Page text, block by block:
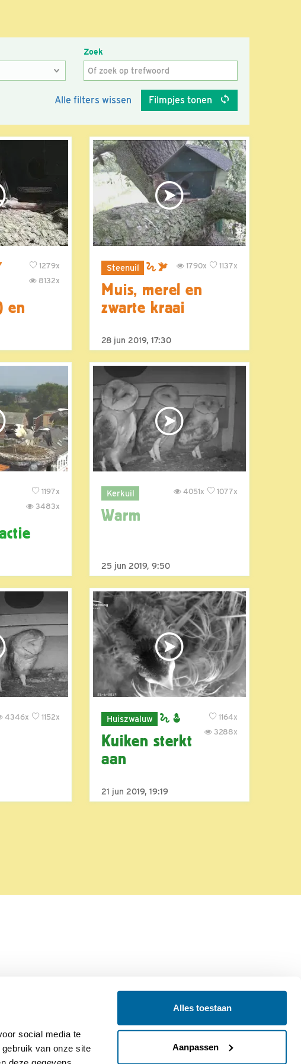
social media te
van onze site
Alles toestaan
Aanpassen
Zoek
Alle filters wissen Filmpjes tonen
1279x
8132x
en
Steenuil 1137x
1790x
Muis, merel en
zwarte kraai
28 jun 2019, 17:30
1197x
3483x
Kerkuil 1077x
4051x
Warm
25 jun 2019, 9:50
1152x
4346x Huiszwaluw
1164x
3288x
Kuiken sterkt
aan
21 jun 2019, 19:19
Colofon